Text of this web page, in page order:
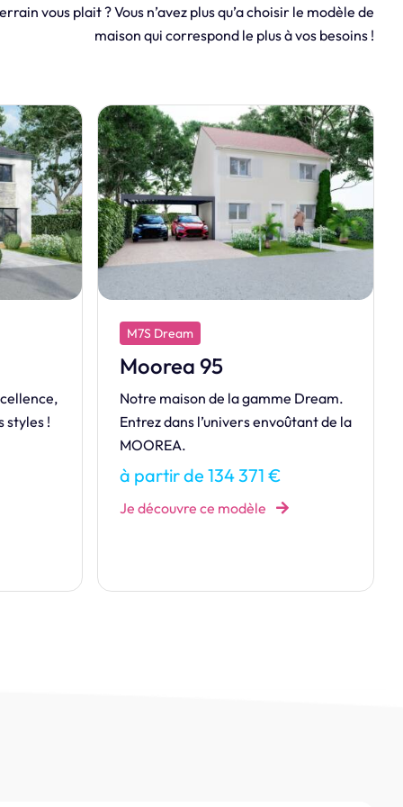
vous plait ? Vous n’avez plus qu’a choisir le modèle de
maison qui correspond le plus à vos besoins !
Dream.
de la
M7S Dream
Manihi 80
Découvrez la vaste MANIHI, munie
de séduisants atouts qui vous feront
craquer !
à partir de 135 794 €
Je découvre ce modèle